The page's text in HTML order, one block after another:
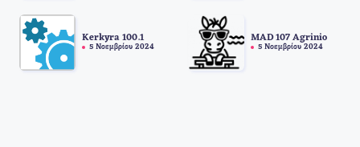
Kerkyra 100.1
5 Νοεμβρίου 2024
MAD 107 Agrinio
5 Νοεμβρίου 2024